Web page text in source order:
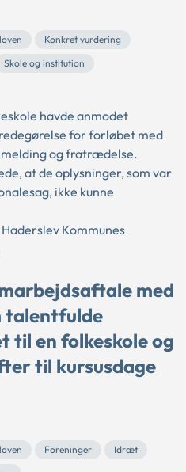
Konkret vurdering
Skole og institution
havde anmodet
for forløbet med
og fratrædelse.
at de oplysninger, som var
ikke kunne
Kommunes
med
talentfulde
til en folkeskole og
til kursusdage
Foreninger
Idræt